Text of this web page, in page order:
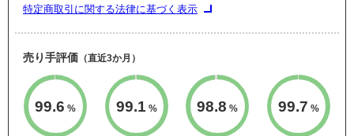
特定商取引に関する法律に基づく表示
売り手評価 （直近3か月）
99.6 % 99.1 % 98.8 % 99.7 %